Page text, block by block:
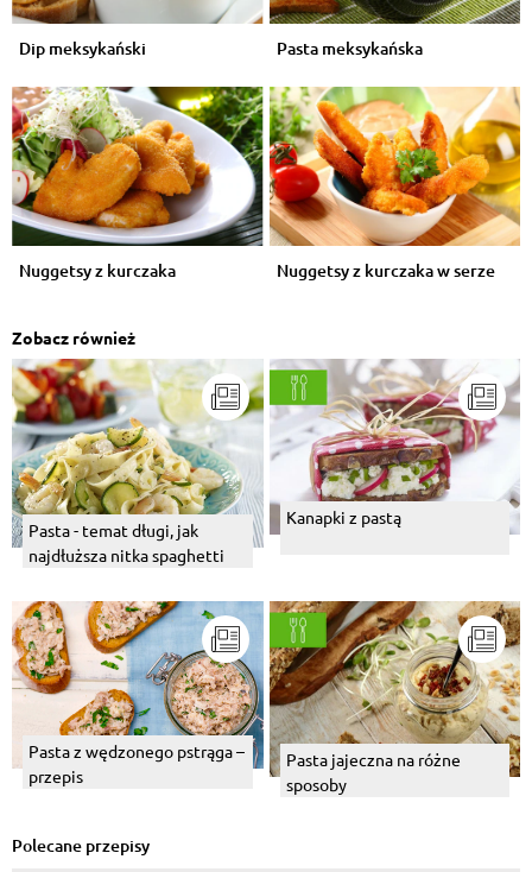
Dip meksykański Pasta meksykańska
Nuggetsy z kurczaka Nuggetsy z kurczaka w serze
Zobacz również
Pasta - temat długi, jak
najdłuższa nitka spaghetti
Kanapki z pastą
Pasta z wędzonego pstrąga –
przepis
Pasta jajeczna na różne
sposoby
Polecane przepisy